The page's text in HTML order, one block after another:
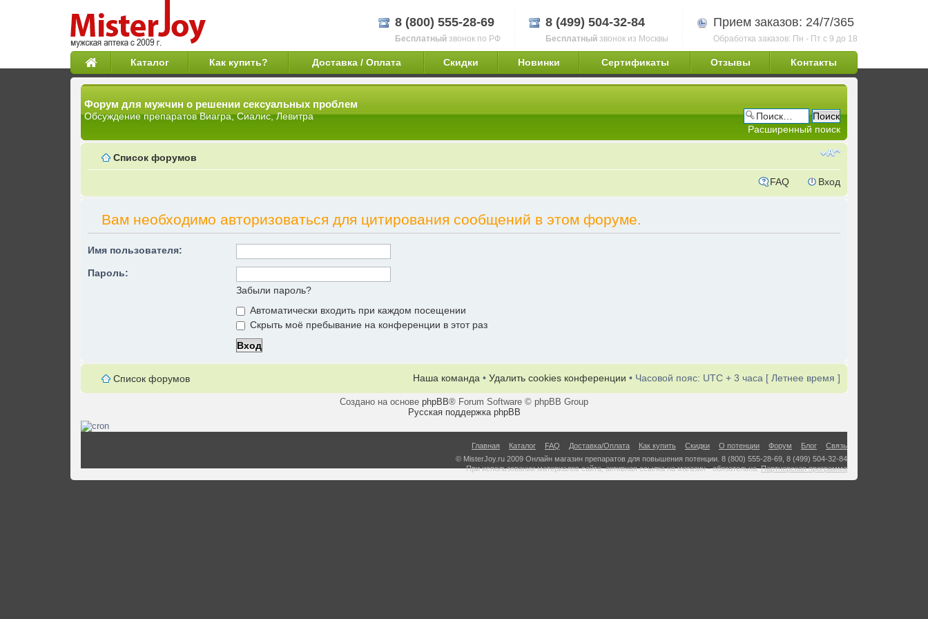
8 (800) 555-28-69
Бесплатный звонок по РФ
8 (499) 504-32-84
Бесплатный звонок из Москвы
Прием заказов: 24/7/365
Обработка заказов: Пн - Пт с 9 до 18
Каталог Как купить? Доставка / Оплата Скидки Новинки Сертификаты Отзывы Контакты
Форум для мужчин о решении сексуальных проблем
Обсуждение препаратов Виагра, Сиалис, Левитра
Расширенный поиск
Список форумов
FAQ Вход
Вам необходимо авторизоваться для цитирования сообщений в этом форуме.
Имя пользователя:
Пароль:
Забыли пароль?
Автоматически входить при каждом посещении
Скрыть моё пребывание на конференции в этот раз
Список форумов Наша команда • Удалить cookies конференции • Часовой пояс: UTC + 3 часа [ Летнее время ]
Создано на основе phpBB® Forum Software © phpBB Group
Русская поддержка phpBB
Главная Каталог FAQ Доставка/Оплата Как купить Скидки О потенции Форум Блог
Связь
© MisterJoy.ru 2009 Онлайн магазин препаратов для повышения потенции. 8 (800) 555-28-69, 8 (499) 504-32-84
При использовании материалов сайта, активная ссылка на магазин - обязательна.Партнерская программа